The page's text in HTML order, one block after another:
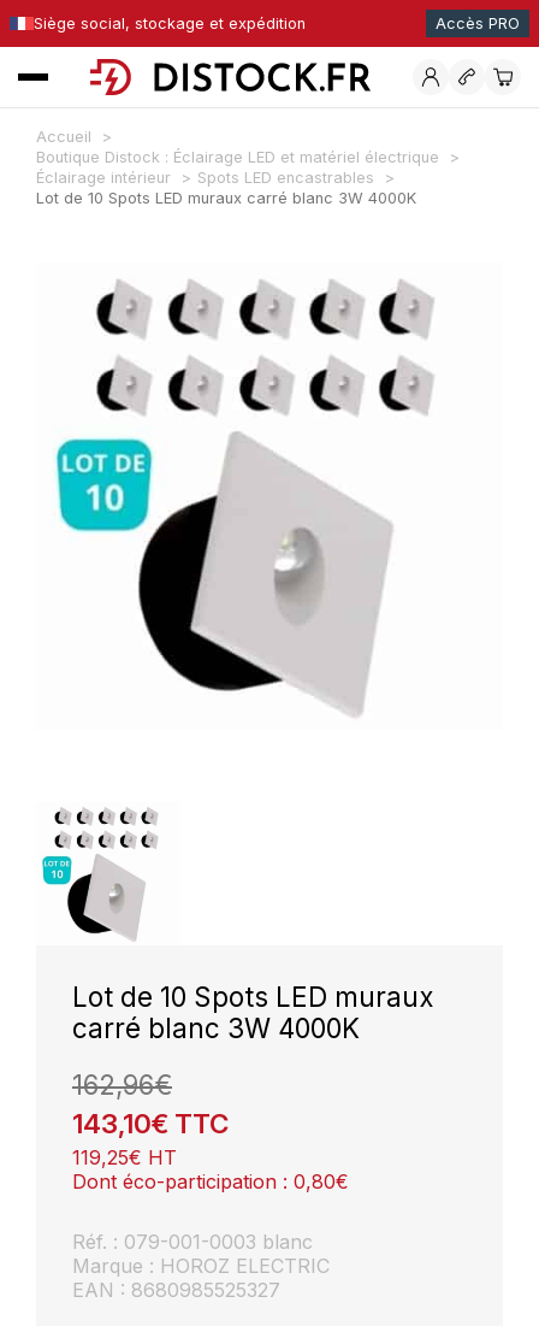
Siège social, stockage et expédition Accès PRO
Accueil
Boutique Distock : Éclairage LED et matériel électrique
Éclairage intérieur
Spots LED encastrables
Lot de 10 Spots LED muraux carré blanc 3W 4000K
Lot de 10 Spots LED muraux
carré blanc 3W 4000K
162,96€
143,10€ TTC
119,25€ HT
Dont éco-participation : 0,80€
Réf. : 079-001-0003 blanc
Marque : HOROZ ELECTRIC
EAN : 8680985525327